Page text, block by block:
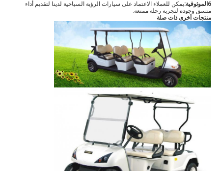
6الموثوقية:
يمكن للعملاء الاعتماد على سيارات الرؤية السياحية لدينا لتقديم أداء
متسق وجودة لتجربة رحلة ممتعة.
منتجات أخرى ذات صلة